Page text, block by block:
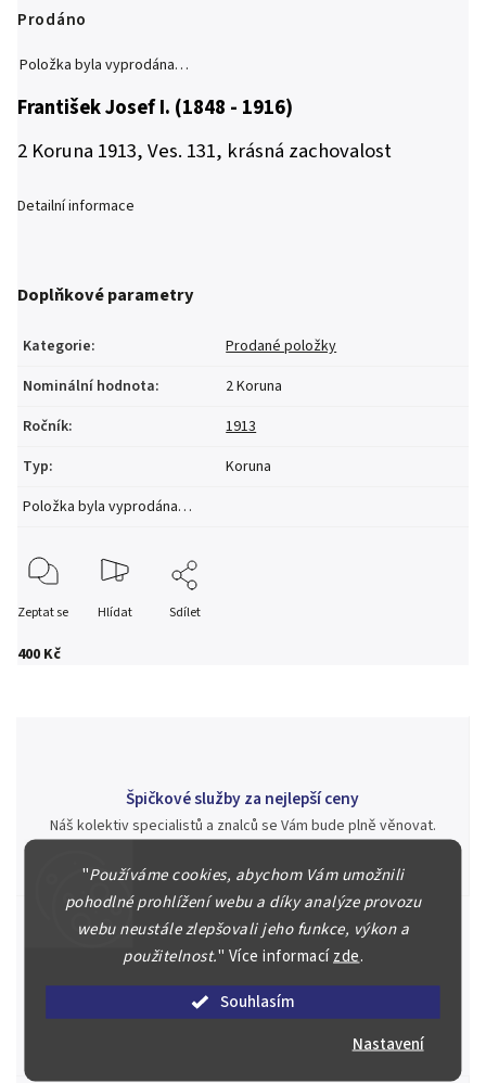
"Používáme cookies, abychom Vám umožnili
pohodlné prohlížení webu a díky analýze provozu
webu neustále zlepšovali jeho funkce, výkon a
použitelnost." Více informacízde.
Souhlasím
Nastavení
400 Kč
Prodáno
Položka byla vyprodána…
František Josef I. (1848 - 1916)
2 Koruna 1913, Ves. 131, krásná zachovalost
Detailní informace
Doplňkové parametry
Kategorie:
Prodané položky
Nominální hodnota:
2 Koruna
Ročník:
1913
Typ:
Koruna
Položka byla vyprodána…
Zeptat se Hlídat Sdílet
Špičkové služby za nejlepší ceny
Náš kolektiv specialistů a znalců se Vám bude plně věnovat.
Posoudíme kvalitu a pravost Vašeho materiálu, prodáme v naší
aukci nebo Vám poradíme kam investovat.
Během té doby jsme v našich aukcích prodali významné sbírky i